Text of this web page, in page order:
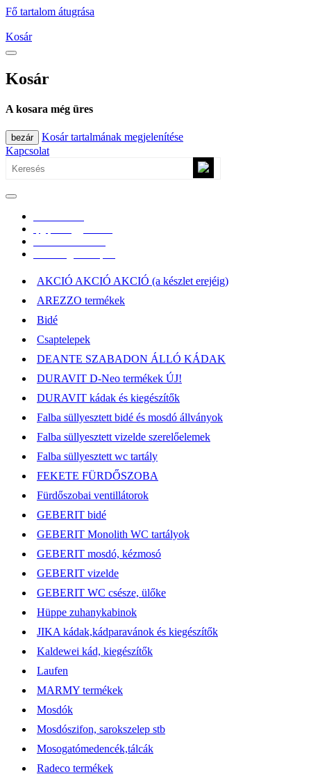
Fő tartalom átugrása
Kosár
Kosár
A kosara még üres
bezár
Kosár tartalmának megjelenítése
Kapcsolat
AKCIÓ AKCIÓ AKCIÓ (a készlet erejéig)
AREZZO termékek
Bidé
Csaptelepek
DEANTE SZABADON ÁLLÓ KÁDAK
DURAVIT D-Neo termékek ÚJ!
DURAVIT kádak és kiegészítők
Falba süllyesztett bidé és mosdó állványok
Falba süllyesztett vizelde szerelőelemek
Falba süllyesztett wc tartály
FEKETE FÜRDŐSZOBA
Fürdőszobai ventillátorok
GEBERIT bidé
GEBERIT Monolith WC tartályok
GEBERIT mosdó, kézmosó
GEBERIT vizelde
GEBERIT WC csésze, ülőke
Hüppe zuhanykabinok
JIKA kádak,kádparavánok és kiegészítők
Kaldewei kád, kiegészítők
Laufen
MARMY termékek
Mosdók
Mosdószifon, sarokszelep stb
Mosogatómedencék,tálcák
Radeco termékek